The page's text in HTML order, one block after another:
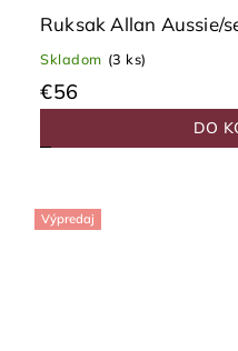
Ruksak Allan Aussie/
Skladom (3 ks)
€56
DO
Výpredaj